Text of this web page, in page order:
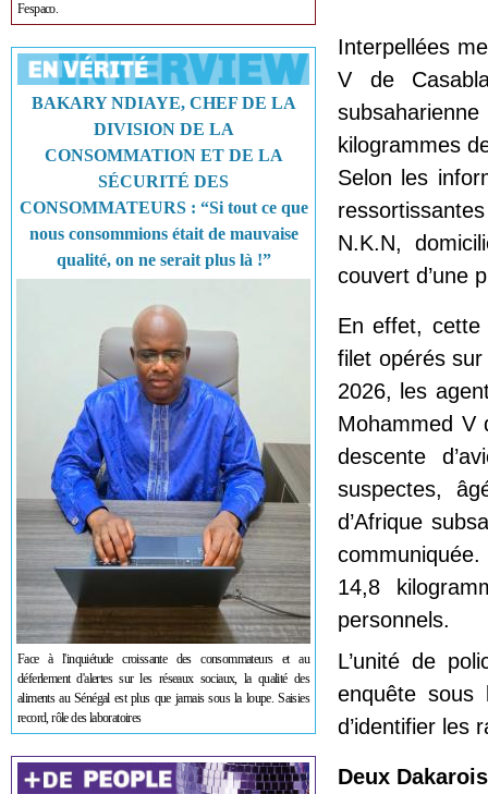
Fespaco.
BAKARY NDIAYE, CHEF DE LA
DIVISION DE LA
CONSOMMATION ET DE LA
SÉCURITÉ DES
CONSOMMATEURS : “Si tout ce que
nous consommions était de mauvaise
qualité, on ne serait plus là !”
Face à l'inquiétude croissante des consommateurs et au
déferlement d'alertes sur les réseaux sociaux, la qualité des
aliments au Sénégal est plus que jamais sous la loupe. Saisies
record, rôle des laboratoires
Interpellées
V de
kilogrammes
Selon les
N.K.N,
couvert d’une
En effet, cette
filet opérés
2026, les
Mohammed V
descente
suspectes,
d’Afrique
14,8
personnels.
L’unité de
enquête sous
d’identifier les
Deux